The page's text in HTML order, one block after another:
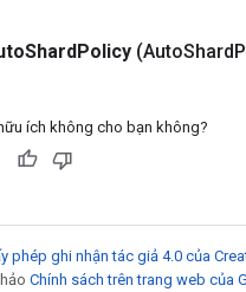
ShardPolicy (AutoShard
ích không cho bạn không?
phép ghi nhận tác giả 4.0 của
Chính sách trên trang web của